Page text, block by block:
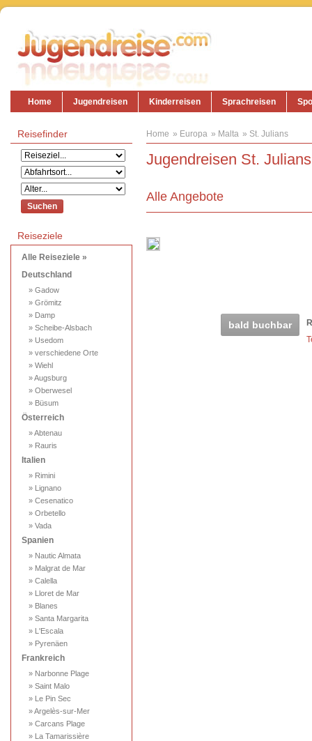
Home Jugendreisen Kinderreisen Sprachreisen
Reisefinder
Reiseziele
Alle Reiseziele »
Deutschland
» Gadow
» Grömitz
» Damp
» Scheibe-Alsbach
» Usedom
» verschiedene Orte
» Wiehl
» Augsburg
» Oberwesel
» Büsum
Österreich
» Abtenau
» Rauris
Italien
» Rimini
» Lignano
» Cesenatico
» Orbetello
» Vada
Spanien
» Nautic Almata
» Malgrat de Mar
» Calella
» Lloret de Mar
» Blanes
» Santa Margarita
» L'Escala
» Pyrenäen
Frankreich
» Narbonne Plage
» Saint Malo
» Le Pin Sec
» Argelès-sur-Mer
» Carcans Plage
» La Tamarissière
Home Europa Malta St. Julians
Jugendreisen St.
Alle Angebote
bald buchbar